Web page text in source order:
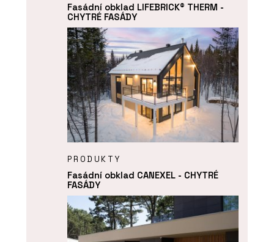
Fasádní obklad LIFEBRICK® THERM -
CHYTRÉ FASÁDY
PRODUKTY
Fasádní obklad CANEXEL - CHYTRÉ
FASÁDY